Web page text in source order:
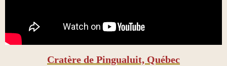
Cratère de Pingualuit, Québec